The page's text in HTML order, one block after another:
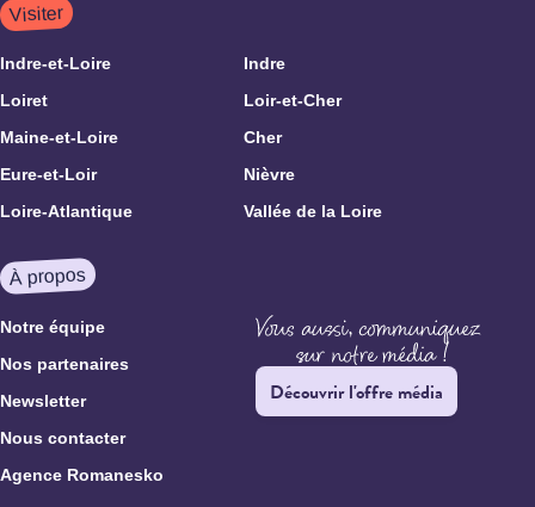
Visiter
Indre-et-Loire
Indre
Loiret
Loir-et-Cher
Maine-et-Loire
Cher
Eure-et-Loir
Nièvre
Loire-Atlantique
Vallée de la Loire
À propos
Notre équipe
Nos partenaires
Newsletter
Nous contacter
Agence Romanesko
Découvrir l'offre média